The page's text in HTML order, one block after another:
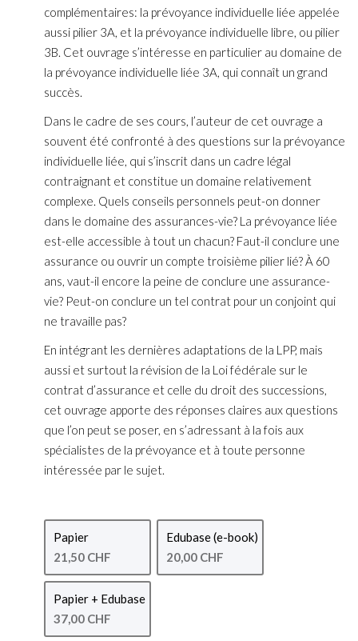
complémentaires: la prévoyance individuelle liée appelée
aussi pilier 3A, et la prévoyance individuelle libre, ou pilier
3B. Cet ouvrage s’intéresse en particulier au domaine de
la prévoyance individuelle liée 3A, qui connaît un grand
succès.
Dans le cadre de ses cours, l’auteur de cet ouvrage a
souvent été confronté à des questions sur la prévoyance
individuelle liée, qui s’inscrit dans un cadre légal
contraignant et constitue un domaine relativement
complexe. Quels conseils personnels peut-on donner
dans le domaine des assurances-vie? La prévoyance liée
est-elle accessible à tout un chacun? Faut-il conclure une
assurance ou ouvrir un compte troisième pilier lié? À 60
ans, vaut-il encore la peine de conclure une assurance-
vie? Peut-on conclure un tel contrat pour un conjoint qui
ne travaille pas?
En intégrant les dernières adaptations de la LPP, mais
aussi et surtout la révision de la Loi fédérale sur le
contrat d’assurance et celle du droit des successions,
cet ouvrage apporte des réponses claires aux questions
que l’on peut se poser, en s’adressant à la fois aux
spécialistes de la prévoyance et à toute personne
intéressée par le sujet.
Papier
21,50 CHF
Edubase (e-book)
20,00 CHF
Papier + Edubase
37,00 CHF